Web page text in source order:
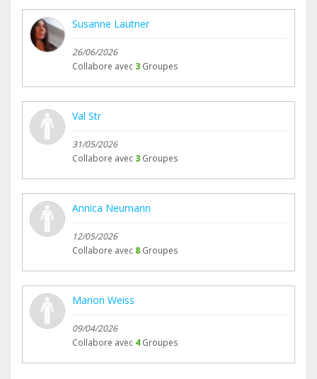
Susanne Lautner
26/06/2026
Collabore avec 3 Groupes
Val Str
31/05/2026
Collabore avec 3 Groupes
Annica Neumann
12/05/2026
Collabore avec 8 Groupes
Marion Weiss
09/04/2026
Collabore avec 4 Groupes